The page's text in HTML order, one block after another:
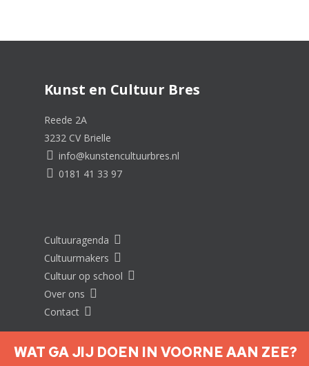
Kunst en Cultuur Bres
Reede 2A
3232 CV Brielle
info@kunstencultuurbres.nl
0181 41 33 97
Cultuuragenda
Cultuurmakers
Cultuur op school
Over ons
Contact
WAT GA JIJ DOEN IN VOORNE AAN ZEE?